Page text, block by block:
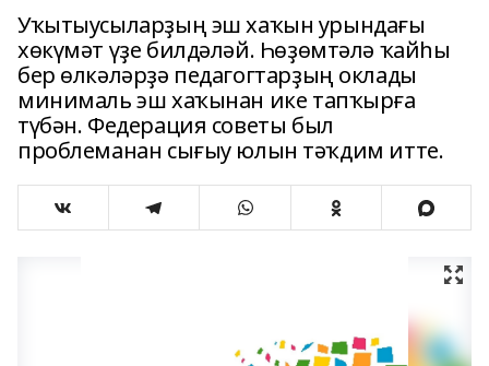
Уҡытыусыларҙың эш хаҡын урындағы
хөкүмәт үҙе билдәләй. Һөҙөмтәлә ҡайһы
бер өлкәләрҙә педагогтарҙың оклады
минималь эш хаҡынан ике тапҡырға
түбән. Федерация советы был
проблеманан сығыу юлын тәҡдим итте.